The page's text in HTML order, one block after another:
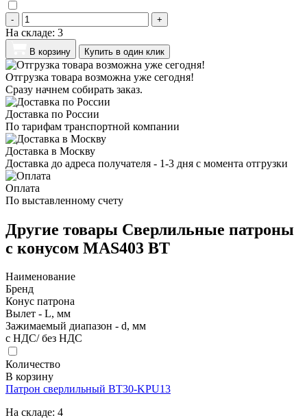
- +
На складе: 3
В корзину Купить в один клик
Отгрузка товара возможна уже сегодня!
Сразу начнем собирать заказ.
Доставка по России
По тарифам транспортной компании
Доставка в Москву
Доставка до адреса получателя - 1-3 дня с момента отгрузки
Оплата
По выставленному счету
Другие товары Сверлильные патроны
с конусом MAS403 BT
Наименование
Бренд
Конус патрона
Вылет - L, мм
Зажимаемый диапазон - d, мм
с НДС/ без НДС
Количество
В корзину
Патрон сверлильный BT30-KPU13
На складе: 4